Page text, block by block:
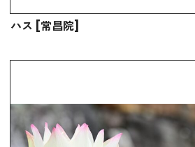
ハス [常昌院]